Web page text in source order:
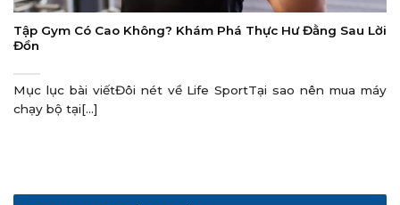
Tập Gym Có Cao Không? Khám Phá Thực Hư Đằng Sau Lời
Đồn
Mục lục bài viếtĐôi nét về Life SportTại sao nên mua máy
chạy bộ tại[...]